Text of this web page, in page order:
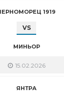
1919
VS
МИНЬОР
15.02.2026
ЯНТРА